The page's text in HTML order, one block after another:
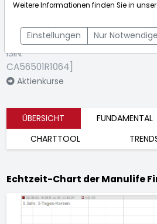
Financial
[WKN: 926517 |
ISIN:
CA56501R1064]
Aktienkurse
ÜBERSICHT FUNDAMENTAL
CHARTTOOL
Echtzeit-Chart der Manulife
Weitere Informationen finden Sie in
Einstellungen Nur Notwendige